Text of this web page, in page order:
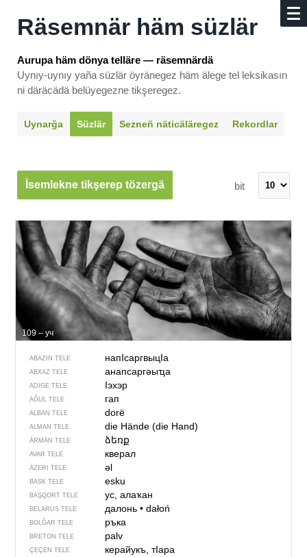
Räsemnär häm süzlär
Aurupa häm dönya telläre — räsemnärdä
Uynıy-uynıy yaña süzlär öyränegez häm älege tel leksikasın
ni däräcädä belüyegezne tikşeregez.
Uynarğa Süzlär Sezneñ näti­cäläregez Rekordlar
İsemlekne tikşerep tözergä bit
109 – уч
ABAZIN TELE напIсаргвыцIа
ABXAZ TELE анапсаргәыҵа
ADIGE TELE Iэхэр
AĞUL TELE гап
ALBAN TELE dorë
ALMAN TELE die Hände (die Hand)
ÄRMÄN TELE ձեռք
AVAR TELE кверал
ÄZERI TELE əl
BASK TELE esku
BAŞQORT TELE ус, алаҡан
BELARUS TELE далонь• dałoń
BOLĞAR TELE ръка
BRETON TELE palv
ÇEÇEN TELE керайукъ, тIара